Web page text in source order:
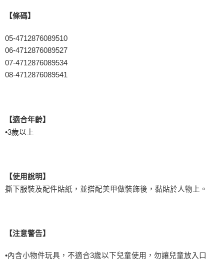
【條碼】
05-4712876089510
06-4712876089527
07-4712876089534
08-4712876089541
【適合年齡】
•3歲以上
【使用說明】
撕下服裝及配件貼紙，並搭配美甲做裝飾後，黏貼於人物上。
【注意警告】
•內含小物件玩具，不適合3歲以下兒童使用，勿讓兒童放入口